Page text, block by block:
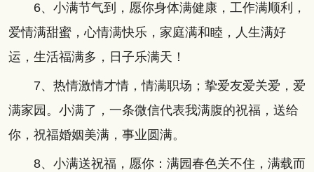
6、小满节气到，愿你身体满健康，工作满顺利，
爱情满甜蜜，心情满快乐，家庭满和睦，人生满好
运，生活福满多，日子乐满天！
7、热情激情才情，情满职场；挚爱友爱关爱，爱
满家园。小满了，一条微信代表我满腹的祝福，送给
你，祝福婚姻美满，事业圆满。
8、小满送祝福，愿你：满园春色关不住，满载而